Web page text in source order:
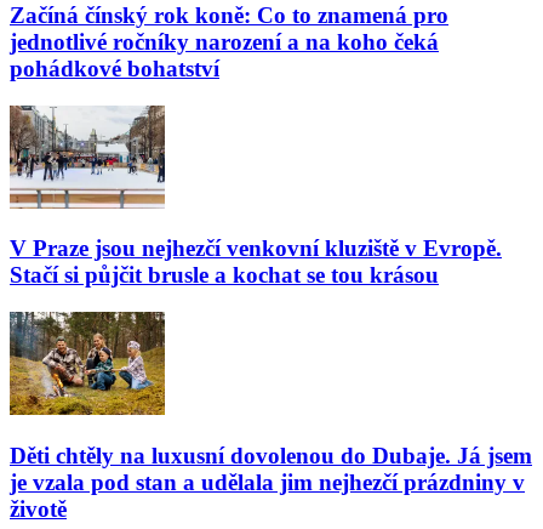
Začíná čínský rok koně: Co to znamená pro
jednotlivé ročníky narození a na koho čeká
pohádkové bohatství
V Praze jsou nejhezčí venkovní kluziště v Evropě.
Stačí si půjčit brusle a kochat se tou krásou
Děti chtěly na luxusní dovolenou do Dubaje. Já jsem
je vzala pod stan a udělala jim nejhezčí prázdniny v
životě